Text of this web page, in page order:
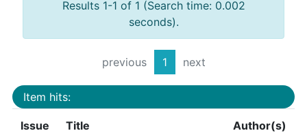
Results 1-1 of 1 (Search time: 0.002
seconds).
previous 1 next
Item hits:
Issue
Title Author(s)